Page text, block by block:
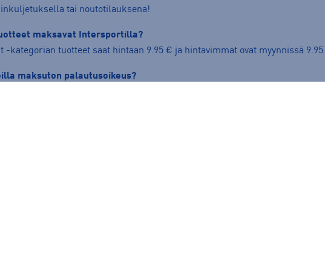
tai noutotilauksena!
maksavat Intersportilla?
kategorian tuotteet saat hintaan 9.95 € ja hintavimmat ovat myynnissä
maksuton palautusoikeus?